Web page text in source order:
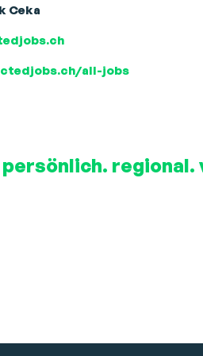
Ceka
all-jobs
regional.